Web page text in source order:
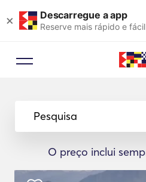
× Descarregue a app
Reserve mais rápido e fácil
Pesquisa
O preço inclui